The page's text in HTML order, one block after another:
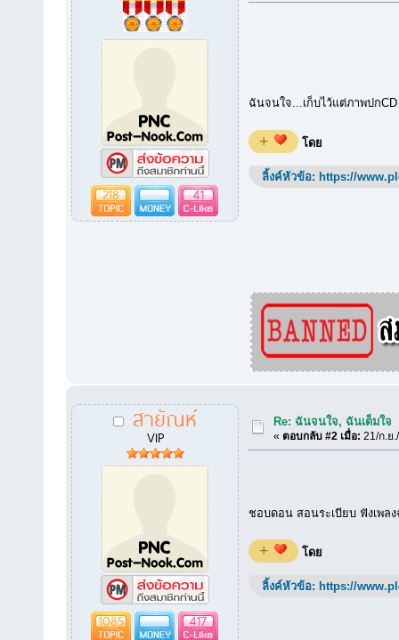
218 41
ฉันจนใจ...เก็บไว้แต่ภาพปก
+ โดย
ลิ้งค์หัวข้อ: https://
สายัณห์
VIP
1085 417
Re: ฉันจนใจ, ฉันเต็มใจ
«ตอบกลับ #2 เมื่อ: 21/ก.ย
ชอบดอน สอนระเบียบ ฟังเพล
+ โดย
ลิ้งค์หัวข้อ: https://